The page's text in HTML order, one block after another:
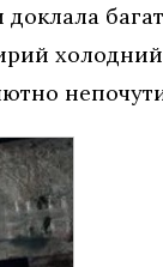
доклала